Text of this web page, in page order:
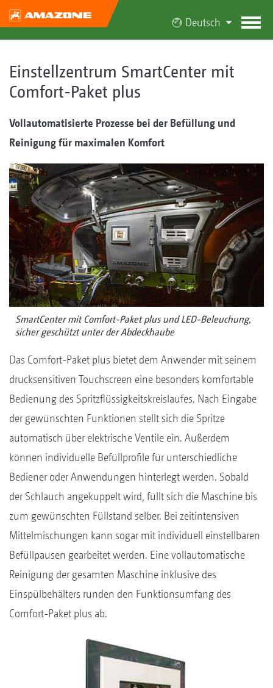
Deutsch
Einstellzentrum SmartCenter mit
Comfort-Paket plus
Vollautomatisierte Prozesse bei der Befüllung und
Reinigung für maximalen Komfort
SmartCenter mit Comfort-Paket plus und LED-Beleuchung,
sicher geschützt unter der Abdeckhaube
Das Comfort-Paket plus bietet dem Anwender mit seinem
drucksensitiven Touchscreen eine besonders komfortable
Bedienung des Spritzflüssigkeitskreislaufes. Nach Eingabe
der gewünschten Funktionen stellt sich die Spritze
automatisch über elektrische Ventile ein. Außerdem
können individuelle Befüllprofile für unterschiedliche
Bediener oder Anwendungen hinterlegt werden. Sobald
der Schlauch angekuppelt wird, füllt sich die Maschine bis
zum gewünschten Füllstand selber. Bei zeitintensiven
Mittelmischungen kann sogar mit individuell einstellbaren
Befüllpausen gearbeitet werden. Eine vollautomatische
Reinigung der gesamten Maschine inklusive des
Einspülbehälters runden den Funktionsumfang des
Comfort-Paket plus ab.